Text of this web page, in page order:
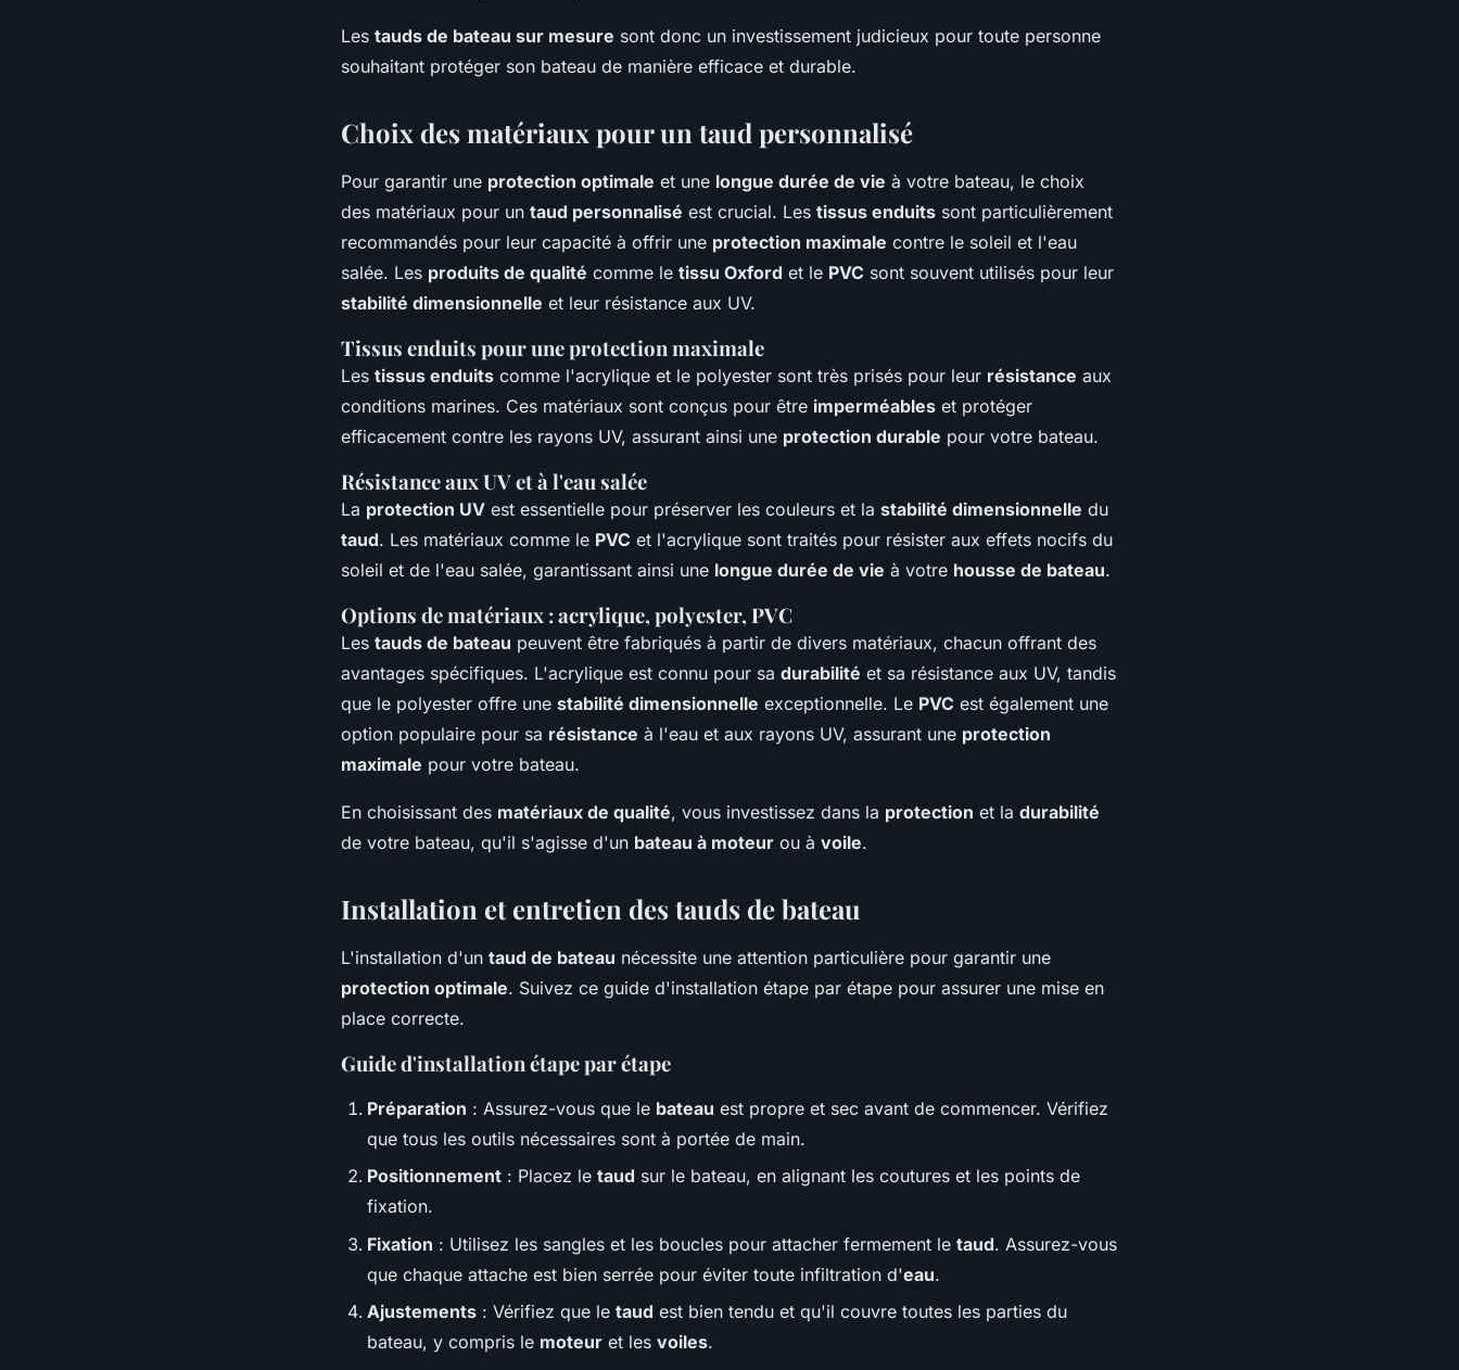
Les tauds de bateau sur mesure sont donc un investissement judicieux pour toute personne
souhaitant protéger son bateau de manière efficace et durable.
Choix des matériaux pour un taud personnalisé
Pour garantir une protection optimale et une longue durée de vie à votre bateau, le choix
des matériaux pour un taud personnalisé est crucial. Les tissus enduits sont particulièrement
recommandés pour leur capacité à offrir une protection maximale contre le soleil et l'eau
salée. Les produits de qualité comme le tissu Oxford et le PVC sont souvent utilisés pour leur
stabilité dimensionnelle et leur résistance aux UV.
Tissus enduits pour une protection maximale
Les tissus enduits comme l'acrylique et le polyester sont très prisés pour leur résistance aux
conditions marines. Ces matériaux sont conçus pour être imperméables et protéger
efficacement contre les rayons UV, assurant ainsi une protection durable pour votre bateau.
Résistance aux UV et à l'eau salée
La protection UV est essentielle pour préserver les couleurs et la stabilité dimensionnelle du
taud. Les matériaux comme le PVC et l'acrylique sont traités pour résister aux effets nocifs du
soleil et de l'eau salée, garantissant ainsi une longue durée de vie à votre housse de bateau.
Options de matériaux : acrylique, polyester, PVC
Les tauds de bateau peuvent être fabriqués à partir de divers matériaux, chacun offrant des
avantages spécifiques. L'acrylique est connu pour sa durabilité et sa résistance aux UV, tandis
que le polyester offre une stabilité dimensionnelle exceptionnelle. Le PVC est également une
option populaire pour sa résistance à l'eau et aux rayons UV, assurant une protection
maximale pour votre bateau.
En choisissant des matériaux de qualité, vous investissez dans la protection et la durabilité
de votre bateau, qu'il s'agisse d'un bateau à moteur ou à voile.
Installation et entretien des tauds de bateau
L'installation d'un taud de bateau nécessite une attention particulière pour garantir une
protection optimale. Suivez ce guide d'installation étape par étape pour assurer une mise en
place correcte.
Guide d'installation étape par étape
Préparation : Assurez-vous que le bateau est propre et sec avant de commencer. Vérifiez
que tous les outils nécessaires sont à portée de main.
Positionnement : Placez le taud sur le bateau, en alignant les coutures et les points de
fixation.
Fixation : Utilisez les sangles et les boucles pour attacher fermement le taud. Assurez-vous
que chaque attache est bien serrée pour éviter toute infiltration d'eau.
Ajustements : Vérifiez que le taud est bien tendu et qu'il couvre toutes les parties du
bateau, y compris le moteur et les voiles.